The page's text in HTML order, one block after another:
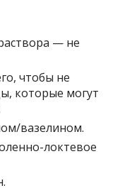
— не
чтобы не
которые могут
вазелином.
локтевое